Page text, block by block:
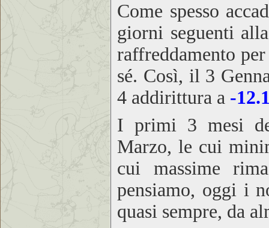
Come spesso
giorni seguenti
raffreddamento
sé. Così, il 3
4 addirittura a -
I primi 3 mesi
Marzo, le cui
cui massime
pensiamo, oggi i
quasi sempre, da